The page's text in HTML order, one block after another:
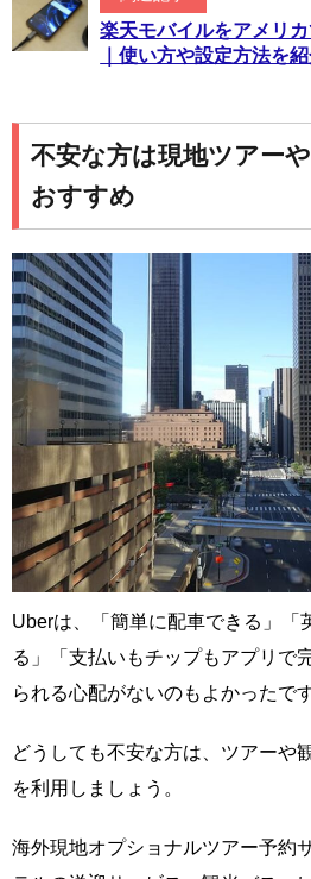
楽天モバイルをアメリ
｜使い方や設定方法を
不安な方は現地ツアー
おすすめ
Uberは、「簡単に配車できる」「
る」「支払いもチップもアプリで
られる心配がないのもよかったです
どうしても不安な方は、ツアーや
を利用しましょう。
海外現地オプショナルツアー予約